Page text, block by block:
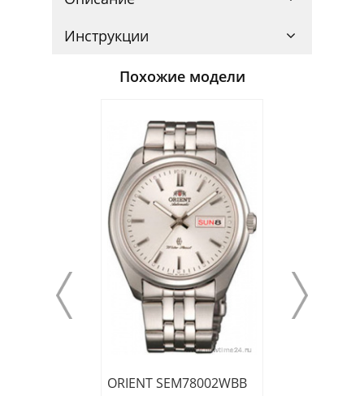
Инструкции
Похожие модели
ORIENT SEM78002WBB